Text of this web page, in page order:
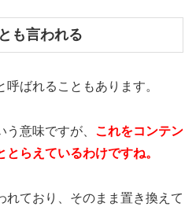
も言われる
呼ばれることもあります。
意味ですが、 これをコンテン
らえているわけですね。
れており、そのまま置き換えて